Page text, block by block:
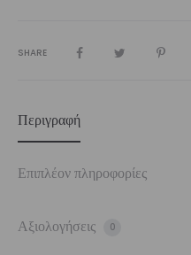
SHARE
Περιγραφή
Επιπλέον πληροφορίες
Αξιολογήσεις 0